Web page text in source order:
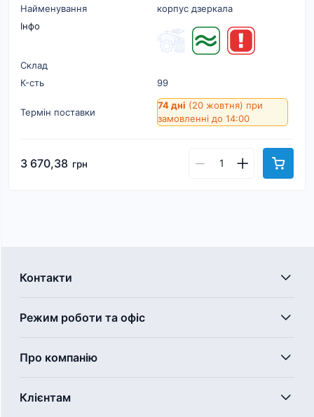
Найменування
корпус дзеркала
Інфо
Склад
К-cть
99
Термін поставки
74 дні (20 жовтня) при
замовленні до 14:00
3 670,38 грн
Контакти
Режим роботи та офіс
Про компанію
Клієнтам